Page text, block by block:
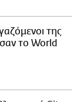
της
το World